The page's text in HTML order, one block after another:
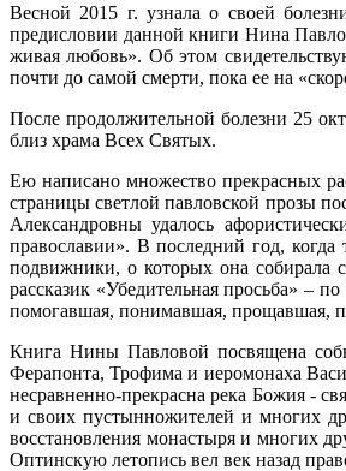
Весной 2015 г. узнала о своей
предисловии данной книги Нина
живая любовь». Об этом
почти до самой смерти, пока ее на
После продолжительной болезни 25
близ храма Всех Святых.
Ею написано множество прекрасных
страницы светлой павловской прозы
Александровны удалось
православии». В последний год,
подвижники, о которых она собирала
рассказик «Убедительная просьба» –
помогавшая, понимавшая, прощавшая,
Книга Нины Павловой посвящена
Ферапонта, Трофима и иеромонаха
несравненно-прекрасна река Божия -
и своих пустынножителей и многих
восстановления монастыря и многих
Оптинскую летопись вел век назад